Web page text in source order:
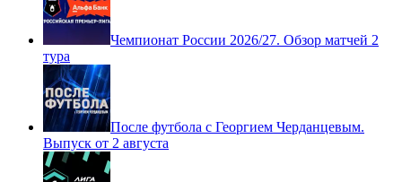
Чемпионат России 2026/27. Обзор матчей 2
тура
После футбола с Георгием Черданцевым.
Выпуск от 2 августа